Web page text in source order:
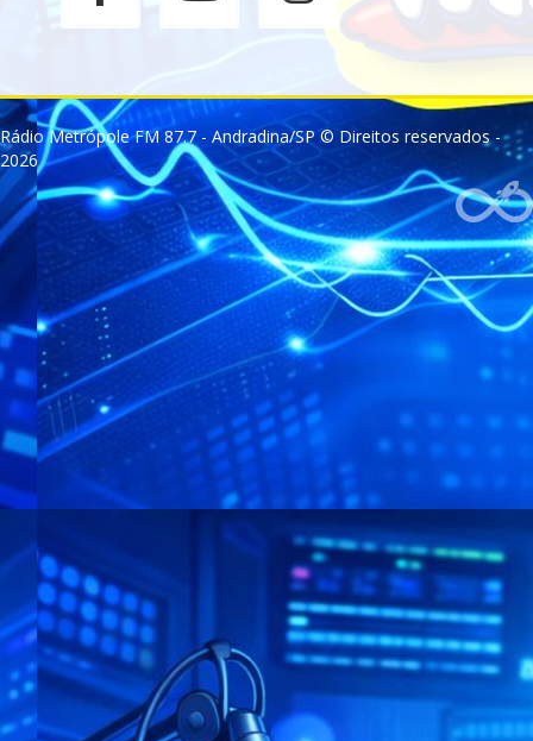
Rádio Metrópole FM 87.7 - Andradina/SP © Direitos reservados -
2026